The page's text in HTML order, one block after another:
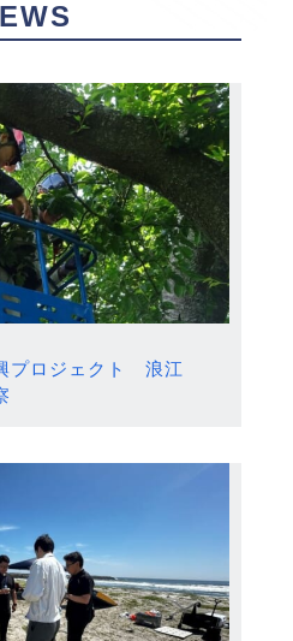
プロジェクト 浪江